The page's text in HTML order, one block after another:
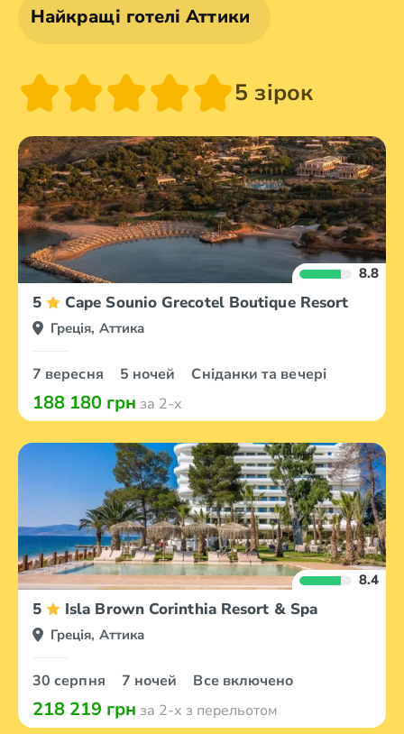
Аттика
Найкращі готелі Аттики
5 зірок
8.8
5 Cape Sounio Grecotel Boutique Resort
Греція, Аттика
7 вересня 5 ночей Сніданки та вечері
188 180 грн за 2-х
8.4
5 Isla Brown Corinthia Resort & Spa
Греція, Аттика
30 серпня 7 ночей Все включено
218 219 грн за 2-х з перельотом